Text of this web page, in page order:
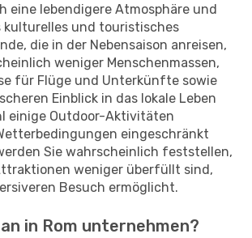
eine lebendigere Atmosphäre und
kulturelles und touristisches
die in der Nebensaison anreisen,
weniger Menschenmassen,
für Flüge und Unterkünfte sowie
Einblick in das lokale Leben
einige Outdoor-Aktivitäten
eingeschränkt
Sie wahrscheinlich feststellen,
weniger überfüllt sind,
Besuch ermöglicht.
in Rom unternehmen?